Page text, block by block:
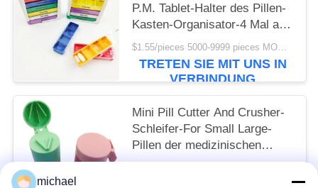
P.M. Tablet-Halter des Pillen-
Kasten-Organisator-4 Mal am
Tag für Vitamin
$1.55/pieces 5000-9999 pieces MOQ:10
TRETEN SIE MIT UNS IN
VERBINDUNG
Mini Pill Cutter And Crusher-
Schleifer-For Small Large-
Pillen der medizinischen
Bedarfe 6.3x4.2cm
michael